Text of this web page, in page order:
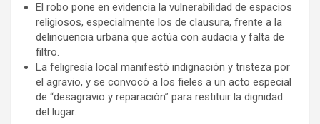
El robo pone en evidencia la vulnerabilidad de espacios
religiosos, especialmente los de clausura, frente a la
delincuencia urbana que actúa con audacia y falta de
filtro.
La feligresía local manifestó indignación y tristeza por
el agravio, y se convocó a los fieles a un acto especial
de “desagravio y reparación” para restituir la dignidad
del lugar.